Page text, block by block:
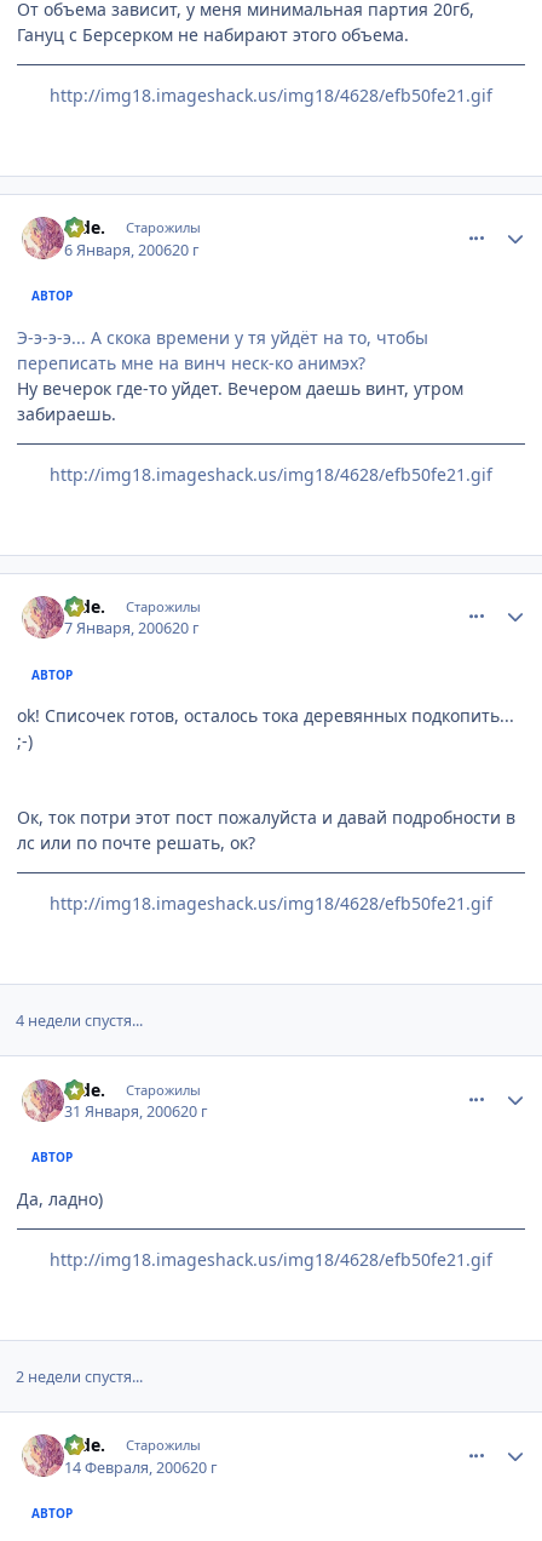
От объема зависит, у меня минимальная партия 20гб,
Гануц с Берсерком не набирают этого объема.
http://img18.imageshack.us/img18/4628/efb50fe21.gif
hide. Старожилы
6 Января, 200620 г
АВТОР
Э-э-э-э... А скока времени у тя уйдёт на то, чтобы
переписать мне на винч неск-ко анимэх?
Ну вечерок где-то уйдет. Вечером даешь винт, утром
забираешь.
http://img18.imageshack.us/img18/4628/efb50fe21.gif
hide. Старожилы
7 Января, 200620 г
АВТОР
ok! Списочек готов, осталось тока деревянных подкопить...
;-)
Ок, ток потри этот пост пожалуйста и давай подробности в
лс или по почте решать, ок?
http://img18.imageshack.us/img18/4628/efb50fe21.gif
4 недели спустя...
hide. Старожилы
31 Января, 200620 г
АВТОР
Да, ладно)
http://img18.imageshack.us/img18/4628/efb50fe21.gif
2 недели спустя...
hide. Старожилы
14 Февраля, 200620 г
АВТОР